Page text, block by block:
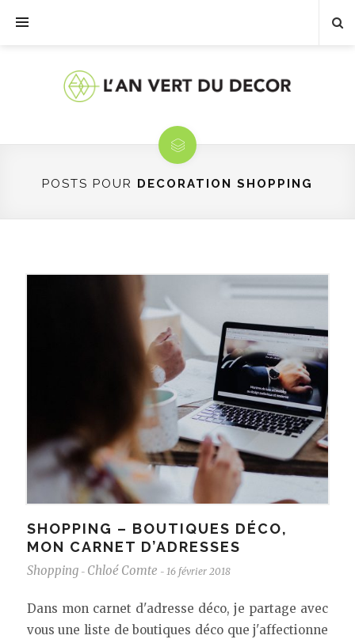
POSTS POUR DECORATION SHOPPING
SHOPPING – BOUTIQUES DÉCO,
MON CARNET D’ADRESSES
Shopping - Chloé Comte - 16 février 2018
Dans mon carnet d'adresse déco, je partage avec
vous une liste de boutiques déco que j'affectionne